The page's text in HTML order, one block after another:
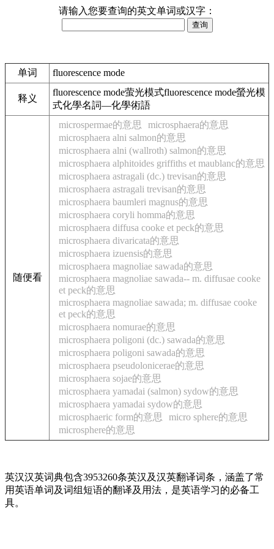
请输入您要查询的英文单词或汉字：
单词 fluorescence mode
释义
fluorescence mode萤光模式fluorescence mode螢光模
式化學名詞—化學術語
随便看
microspermae的意思
microsphaera的意思
microsphaera alni salmon的意思
microsphaera alni (wallroth) salmon的意思
microsphaera alphitoides griffiths et maublanc的意思
microsphaera astragali (dc.) trevisan的意思
microsphaera astragali trevisan的意思
microsphaera baumleri magnus的意思
microsphaera coryli homma的意思
microsphaera diffusa cooke et peck的意思
microsphaera divaricata的意思
microsphaera izuensis的意思
microsphaera magnoliae sawada的意思
microsphaera magnoliae sawada-- m. diffusae cooke
et peck的意思
microsphaera magnoliae sawada; m. diffusae cooke
et peck的意思
microsphaera nomurae的意思
microsphaera poligoni (dc.) sawada的意思
microsphaera poligoni sawada的意思
microsphaera pseudolonicerae的意思
microsphaera sojae的意思
microsphaera yamadai (salmon) sydow的意思
microsphaera yamadai sydow的意思
microsphaeric form的意思
micro sphere的意思
microsphere的意思
英汉汉英词典包含3953260条英汉及汉英翻译词条，涵盖了常
用英语单词及词组短语的翻译及用法，是英语学习的必备工
具。